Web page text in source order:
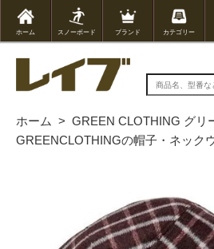
ホーム スノーボード ブランド カテゴリー
ホーム > GREEN CLOTHING グリ
GREENCLOTHINGの帽子・ネック